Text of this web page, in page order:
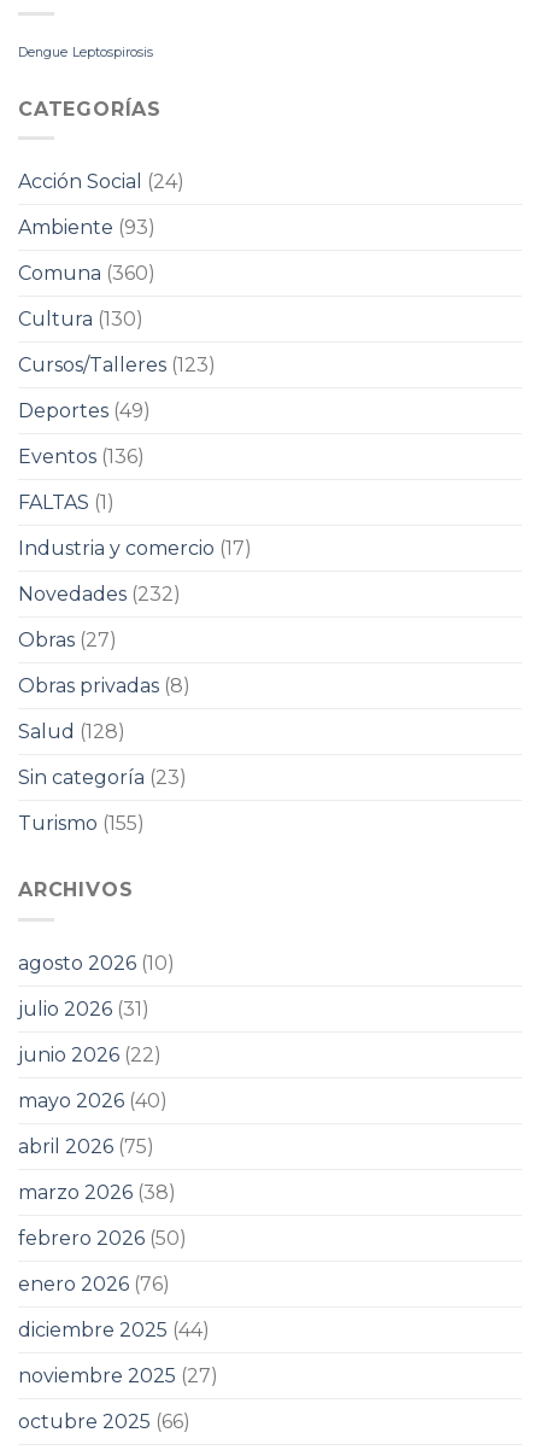
Dengue Leptospirosis
CATEGORÍAS
Acción Social
(24)
Ambiente (93)
Comuna (360)
Cultura (130)
Cursos/Talleres (123)
Deportes (49)
Eventos (136)
FALTAS (1)
Industria y comercio (17)
Novedades (232)
Obras (27)
Obras privadas (8)
Salud (128)
Sin categoría (23)
Turismo (155)
ARCHIVOS
agosto 2026 (10)
julio 2026 (31)
junio 2026 (22)
mayo 2026 (40)
abril 2026 (75)
marzo 2026 (38)
febrero 2026 (50)
enero 2026 (76)
diciembre 2025 (44)
noviembre 2025 (27)
octubre 2025 (66)